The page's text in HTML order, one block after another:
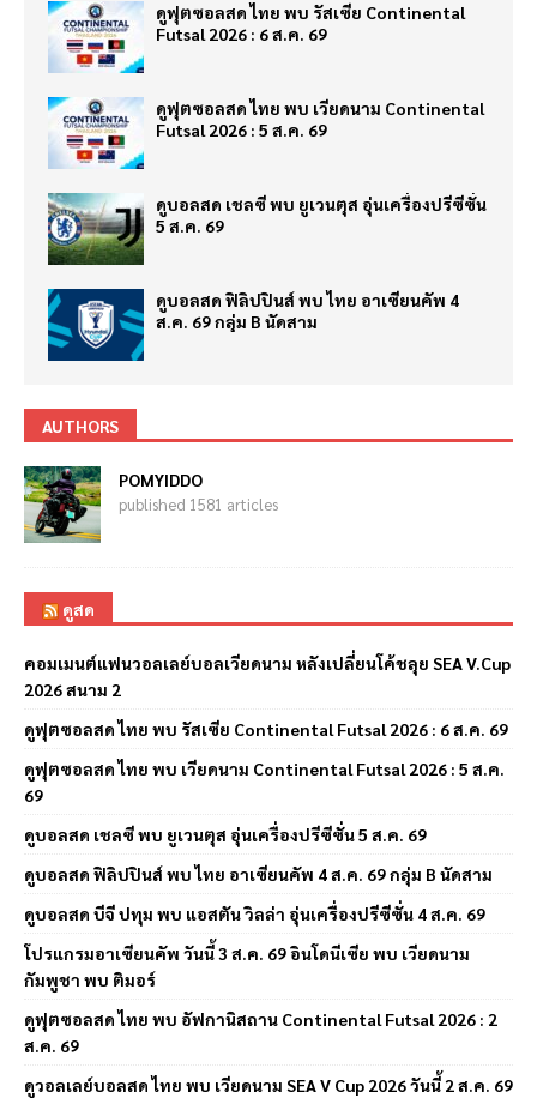
ดูฟุตซอลสด ไทย พบ รัสเซีย Continental
Futsal 2026 : 6 ส.ค. 69
ดูฟุตซอลสด ไทย พบ เวียดนาม Continental
Futsal 2026 : 5 ส.ค. 69
ดูบอลสด เชลซี พบ ยูเวนตุส อุ่นเครื่องปรีซีซั่น
5 ส.ค. 69
ดูบอลสด ฟิลิปปินส์ พบ ไทย อาเซียนคัพ 4
ส.ค. 69 กลุ่ม B นัดสาม
AUTHORS
POMYIDDO
published 1581 articles
ดูสด
คอมเมนต์แฟนวอลเลย์บอลเวียดนาม หลังเปลี่ยนโค้ชลุย SEA V.Cup
2026 สนาม 2
ดูฟุตซอลสด ไทย พบ รัสเซีย Continental Futsal 2026 : 6 ส.ค. 69
ดูฟุตซอลสด ไทย พบ เวียดนาม Continental Futsal 2026 : 5 ส.ค.
69
ดูบอลสด เชลซี พบ ยูเวนตุส อุ่นเครื่องปรีซีซั่น 5 ส.ค. 69
ดูบอลสด ฟิลิปปินส์ พบ ไทย อาเซียนคัพ 4 ส.ค. 69 กลุ่ม B นัดสาม
ดูบอลสด บีจี ปทุม พบ แอสตัน วิลล่า อุ่นเครื่องปรีซีซั่น 4 ส.ค. 69
โปรแกรมอาเซียนคัพ วันนี้ 3 ส.ค. 69 อินโดนีเซีย พบ เวียดนาม
กัมพูชา พบ ติมอร์
ดูฟุตซอลสด ไทย พบ อัฟกานิสถาน Continental Futsal 2026 : 2
ส.ค. 69
ดูวอลเลย์บอลสด ไทย พบ เวียดนาม SEA V Cup 2026 วันนี้ 2 ส.ค. 69